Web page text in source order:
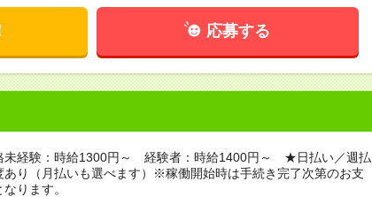
応募する
未経験：時給1300円～ 経験者：時給1400円～ ★日払い／週払
あり（月払いも選べます）※稼働開始時は手続き完了次第のお支
ります。